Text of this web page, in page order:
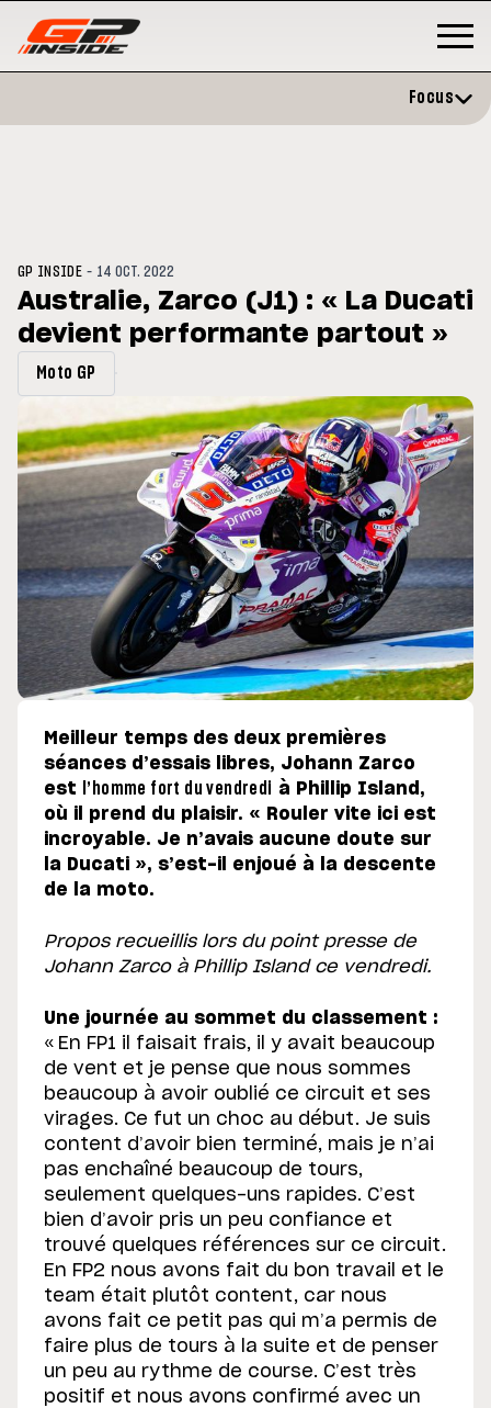
du GP de Grande-
MOTO GP
Focus
GP INSIDE - 14 OCT. 2022
Australie, Zarco (J1) : « La Ducati
devient performante partout »
Moto GP
Meilleur temps des deux premières
séances d’essais libres, Johann Zarco
est
l’homme fort du vendredi à Phillip Island,
où il prend du plaisir. « Rouler vite ici est
incroyable. Je n’avais aucune doute sur
la Ducati », s’est-il enjoué à la descente
de la moto.
Propos recueillis lors du point presse de
Johann Zarco à Phillip Island ce vendredi.
Une journée au sommet du classement :
« En FP1 il faisait frais, il y avait beaucoup
de vent et je pense que nous sommes
beaucoup à avoir oublié ce circuit et ses
virages. Ce fut un choc au début. Je suis
content d’avoir bien terminé, mais je n’ai
pas enchaîné beaucoup de tours,
seulement quelques-uns rapides. C’est
bien d’avoir pris un peu confiance et
trouvé quelques références sur ce circuit.
En FP2 nous avons fait du bon travail et le
team était plutôt content, car nous
avons fait ce petit pas qui m’a permis de
faire plus de tours à la suite et de penser
un peu au rythme de course. C’est très
positif et nous avons confirmé avec un